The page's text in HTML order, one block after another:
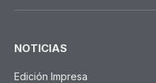
NOTICIAS
Edición Impresa